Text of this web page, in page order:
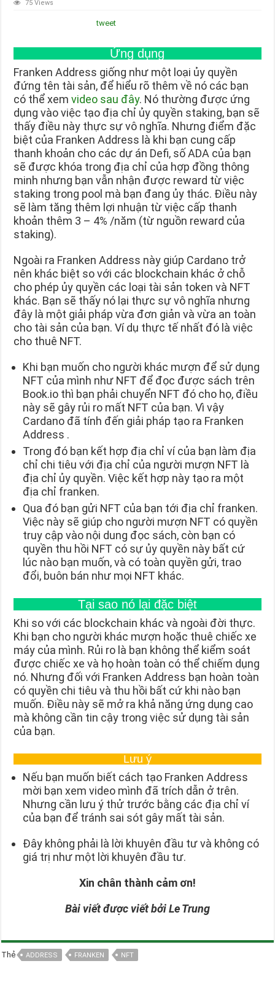
75 Views
tweet
Ứng dụng
Franken Address giống như một loại ủy quyền
đứng tên tài sản, để hiểu rõ thêm về nó các bạn
có thể xemvideo sau đây. Nó thường được ứng
dụng vào việc tạo địa chỉ ủy quyền staking, bạn sẽ
thấy điều này thực sự vô nghĩa. Nhưng điểm đặc
biệt của Franken Address là khi bạn cung cấp
thanh khoản cho các dự án Defi, số ADA của bạn
sẽ được khóa trong địa chỉ của hợp đồng thông
minh nhưng bạn vẫn nhận được reward từ việc
staking trong pool mà bạn đang ủy thác. Điều này
sẽ làm tăng thêm lợi nhuận từ việc cấp thanh
khoản thêm 3 – 4% /năm (từ nguồn reward của
staking).
Ngoài ra Franken Address này giúp Cardano trở
nên khác biệt so với các blockchain khác ở chỗ
cho phép ủy quyền các loại tài sản token và NFT
khác. Bạn sẽ thấy nó lại thực sự vô nghĩa nhưng
đây là một giải pháp vừa đơn giản và vừa an toàn
cho tài sản của bạn. Ví dụ thực tế nhất đó là việc
cho thuê NFT.
Khi bạn muốn cho người khác mượn để sử dụng
NFT của mình như NFT để đọc được sách trên
Book.io thì bạn phải chuyển NFT đó cho họ, điều
này sẽ gây rủi ro mất NFT của bạn. Vì vậy
Cardano đã tính đến giải pháp tạo ra Franken
Address .
Trong đó bạn kết hợp địa chỉ ví của bạn làm địa
chỉ chi tiêu với địa chỉ của người mượn NFT là
địa chỉ ủy quyền. Việc kết hợp này tạo ra một
địa chỉ franken.
Qua đó bạn gửi NFT của bạn tới địa chỉ franken.
Việc này sẽ giúp cho người mượn NFT có quyền
truy cập vào nội dung đọc sách, còn bạn có
quyền thu hồi NFT có sự ủy quyền này bất cứ
lúc nào bạn muốn, và có toàn quyền gửi, trao
đổi, buôn bán như mọi NFT khác.
Tại sao nó lại đặc biệt
Khi so với các blockchain khác và ngoài đời thực.
Khi bạn cho người khác mượn hoặc thuê chiếc xe
máy của mình. Rủi ro là bạn không thể kiểm soát
được chiếc xe và họ hoàn toàn có thể chiếm dụng
nó. Nhưng đối với Franken Address bạn hoàn toàn
có quyền chi tiêu và thu hồi bất cứ khi nào bạn
muốn. Điều này sẽ mở ra khả năng ứng dụng cao
mà không cần tin cậy trong việc sử dụng tài sản
của bạn.
Lưu ý
Nếu bạn muốn biết cách tạo Franken Address
mời bạn xem video mình đã trích dẫn ở trên.
Nhưng cần lưu ý thử trước bằng các địa chỉ ví
của bạn để tránh sai sót gây mất tài sản.
Đây không phải là lời khuyên đầu tư và không có
giá trị như một lời khuyên đầu tư.
Xin chân thành cảm ơn!
Bài viết được viết bởi Le Trung
Thẻ ADDRESS FRANKEN NFT